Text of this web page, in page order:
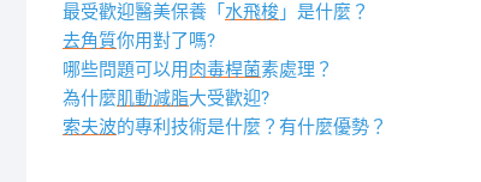
最受歡迎醫美保養「 水飛梭 」是什麼？
去角質你用對了嗎?
哪些問題可以用肉毒桿菌素處理？
為什麼肌動減脂大受歡迎?
索夫波的專利技術是什麼？有什麼優勢？